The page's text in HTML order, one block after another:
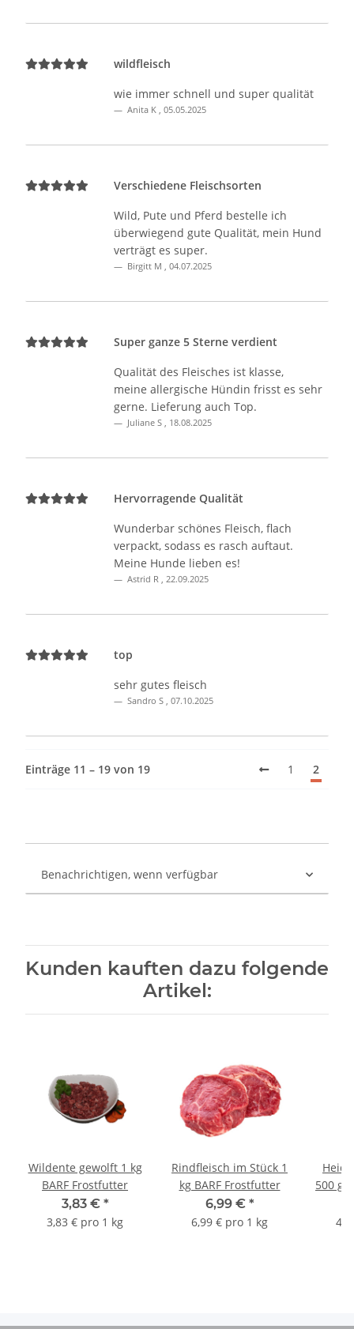
wildfleisch
wie immer schnell und super qualität
Anita K , 05.05.2025
Verschiedene Fleischsorten
Wild, Pute und Pferd bestelle ich
überwiegend gute Qualität, mein Hund
verträgt es super.
Birgitt M , 04.07.2025
Super ganze 5 Sterne verdient
Qualität des Fleisches ist klasse,
meine allergische Hündin frisst es sehr
gerne. Lieferung auch Top.
Juliane S , 18.08.2025
Hervorragende Qualität
Wunderbar schönes Fleisch, flach
verpackt, sodass es rasch auftaut.
Meine Hunde lieben es!
Astrid R , 22.09.2025
top
sehr gutes fleisch
Sandro S , 07.10.2025
Einträge 11 – 19 von 19 1 2
Benachrichtigen, wenn verfügbar
Kunden kauften dazu folgende
Artikel:
Wildente gewolft 1 kg
BARF Frostfutter
3,83 € *
3,83 € pro 1 kg
Rindfleisch im Stück 1
kg BARF Frostfutter
6,99 € *
6,99 € pro 1 kg
500 g